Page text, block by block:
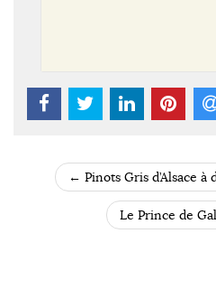
POST
← Pinots Gris d’Alsace
Le Prince de